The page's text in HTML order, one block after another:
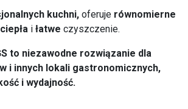
kuchni, oferuje równomierne
i łatwe czyszczenie.
to niezawodne rozwiązanie dla
i innych lokali gastronomicznych,
i wydajność.